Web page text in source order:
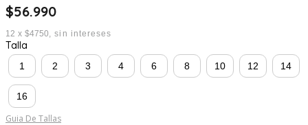
$56.990
12 x $4750 sin intereses
Talla
1 2 3 4 6 8 10 12 14
16
Guia De Tallas